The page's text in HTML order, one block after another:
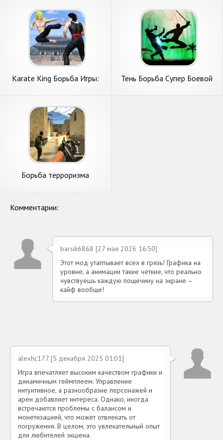
Karate King Борьба Игры:
Тень Борьба Супер Боевой
Борьба терроризма
Комментарии:
barsik6868 [27 мая 2026 16:50]
Этот мод утаптывает всех в грязь! Графика на
уровне, а анимации такие четкие, что реально
чувствуешь каждую пощечину на экране –
кайф вообще!
alexhc177 [5 декабря 2025 01:01]
Игра впечатляет высоким качеством графики и
динамичным геймплеем. Управление
интуитивное, а разнообразие персонажей и
арен добавляет интереса. Однако, иногда
встречаются проблемы с балансом и
монетизацией, что может отвлекать от
погружения. В целом, это увлекательный опыт
для любителей экшена.